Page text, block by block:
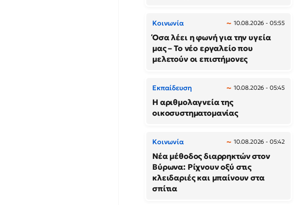
Κοινωνία 10.08.2026 - 05:55
Όσα λέει η φωνή για την υγεία
μας – Το νέο εργαλείο που
μελετούν οι επιστήμονες
Εκπαίδευση 10.08.2026 - 05:45
Η αριθμολαγνεία της
οικοσυστηματομανίας
Κοινωνία 10.08.2026 - 05:42
Νέα μέθοδος διαρρηκτών στον
Βύρωνα: Ρίχνουν οξύ στις
κλειδαριές και μπαίνουν στα
σπίτια